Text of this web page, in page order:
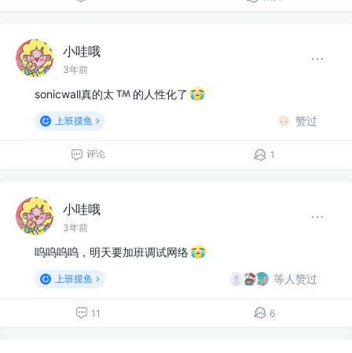
小哇哦
3年前
sonicwall真的太 的人性化了
上班摸鱼 赞过
评论 1
小哇哦
3年前
呜呜呜呜，明天要加班调试网络
上班摸鱼 等人赞过
11 6